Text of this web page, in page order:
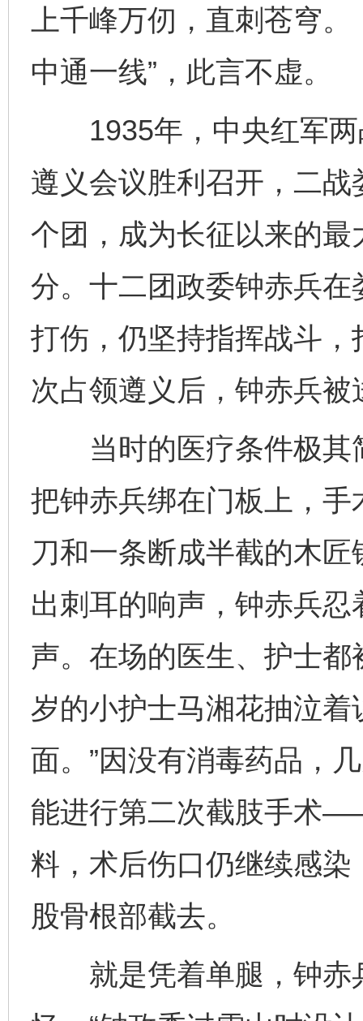
上千峰万仞，直刺苍穹
中通一线”，此言不虚。
1935年，中央红军两
遵义会议胜利召开，二
个团，成为长征以来的
分。十二团政委钟赤兵
打伤，仍坚持指挥战斗
次占领遵义后，钟赤兵
当时的医疗条件极其
把钟赤兵绑在门板上，
刀和一条断成半截的木
出刺耳的响声，钟赤兵
声。在场的医生、护士
岁的小护士马湘花抽泣着
面。”因没有消毒药品，
能进行第二次截肢手术
料，术后伤口仍继续感
股骨根部截去。
就是凭着单腿，钟赤